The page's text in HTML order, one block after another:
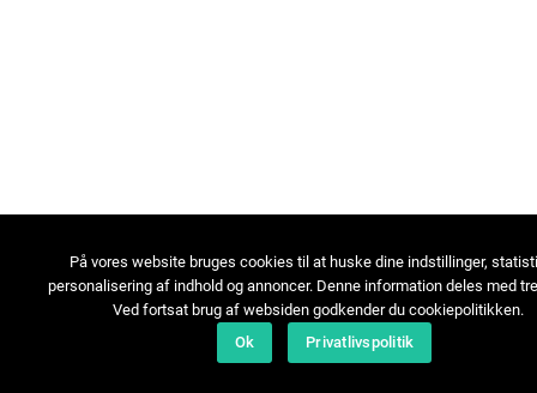
På vores website bruges cookies til at huske dine indstillinger,
personalisering af indhold og annoncer. Denne information deles med
Ved fortsat brug af websiden godkender du cookiepolitikken.
Ok
Privatlivspolitik